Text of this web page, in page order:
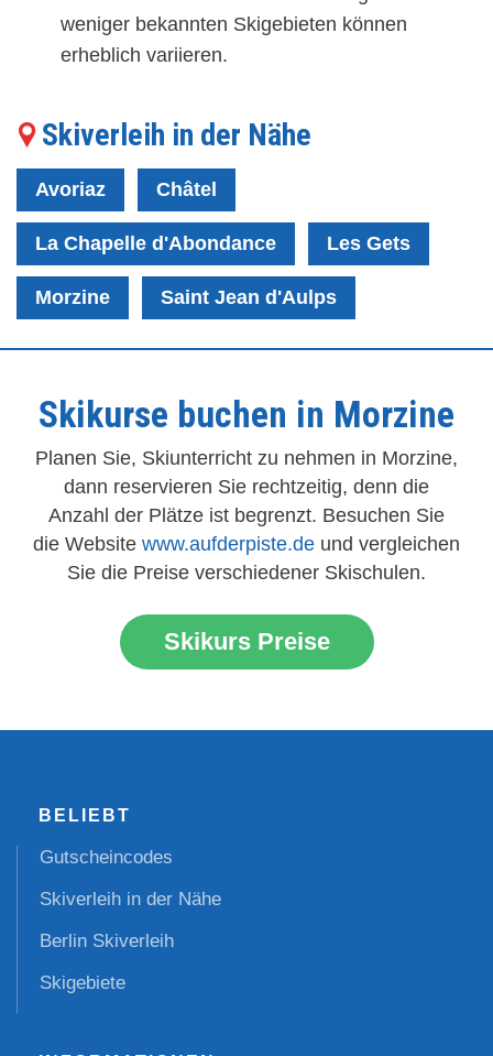
weniger bekannten Skigebieten können
erheblich variieren.
Skiverleih in der Nähe
Avoriaz Châtel
La Chapelle d'Abondance Les Gets
Morzine Saint Jean d'Aulps
Skikurse buchen in Morzine
Planen Sie, Skiunterricht zu nehmen in Morzine,
dann reservieren Sie rechtzeitig, denn die
Anzahl der Plätze ist begrenzt. Besuchen Sie
die Website www.aufderpiste.de und vergleichen
Sie die Preise verschiedener Skischulen.
Skikurs Preise
BELIEBT
Gutscheincodes
Skiverleih in der Nähe
Berlin Skiverleih
Skigebiete